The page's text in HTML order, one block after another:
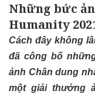
Những bức
Humanity
Cách đây không
đã công bố
ảnh Chân dung
một giải thưởng